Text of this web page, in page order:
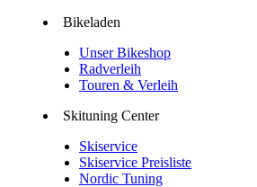
Bikeladen
Unser Bikeshop
Radverleih
Touren & Verleih
Skituning Center
Skiservice
Skiservice Preisliste
Nordic Tuning